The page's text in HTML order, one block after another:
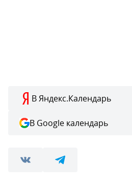
В Яндекс.Календарь
В Google календарь